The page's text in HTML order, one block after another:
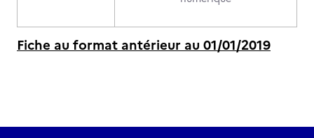
Fiche au format antérieur au 01/01/2019